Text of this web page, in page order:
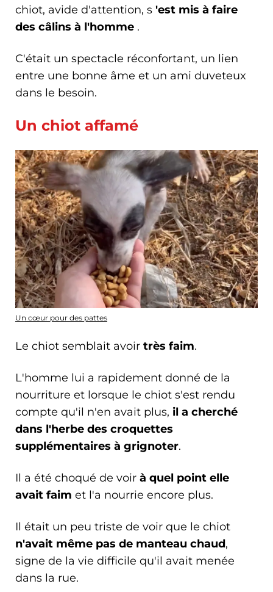
chiot, avide d'attention, s 'est mis à faire
des câlins à l'homme .
C'était un spectacle réconfortant, un lien
entre une bonne âme et un ami duveteux
dans le besoin.
Un chiot affamé
Un cœur pour des pattes
Le chiot semblait avoir très faim.
L'homme lui a rapidement donné de la
nourriture et lorsque le chiot s'est rendu
compte qu'il n'en avait plus, il a cherché
dans l'herbe des croquettes
supplémentaires à grignoter.
Il a été choqué de voir à quel point elle
avait faim et l'a nourrie encore plus.
Il était un peu triste de voir que le chiot
n'avait même pas de manteau chaud,
signe de la vie difficile qu'il avait menée
dans la rue.